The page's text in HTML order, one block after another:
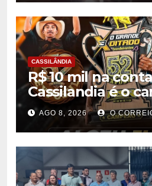
CASSILÂNDIA
R$ 10 mil na
Cassilandia é o
desafio “O
Bandeirantes”
Rondonópolis
AGO 8, 2026 O